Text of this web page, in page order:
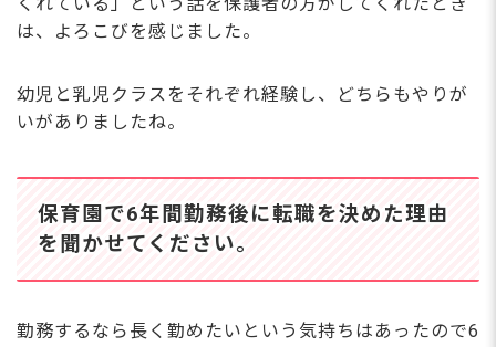
は、よろこびを感じました。
幼児と乳児クラスをそれぞれ経験し、どちらもやりが
いがありましたね。
保育園で6年間勤務後に転職を決めた理由
を聞かせてください。
勤務するなら長く勤めたいという気持ちはあったので6